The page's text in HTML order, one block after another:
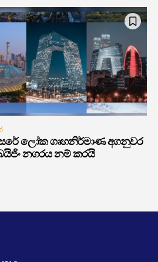
ලෝක ගෘහනිර්මාණ අගනුවර
නගරය නම් කරයි